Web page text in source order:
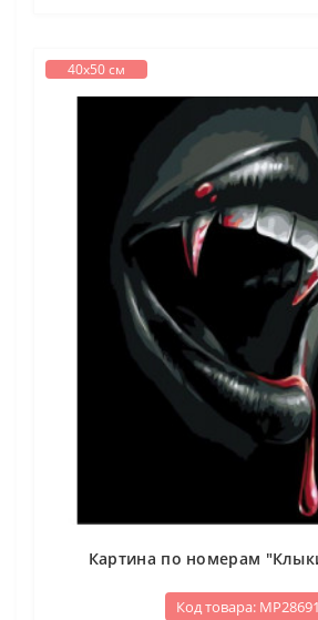
40х50 см
Картина по номерам
Код товара: МР28691